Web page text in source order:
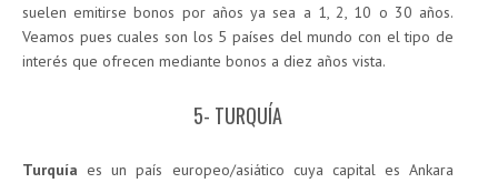
suelen emitirse bonos por años ya sea a 1, 2, 10 o 30 años.
Veamos pues cuales son los 5 países del mundo con el tipo de
interés que ofrecen mediante bonos a diez años vista.
5- TURQUÍA
Turquía es un país europeo/asiático cuya capital es Ankara